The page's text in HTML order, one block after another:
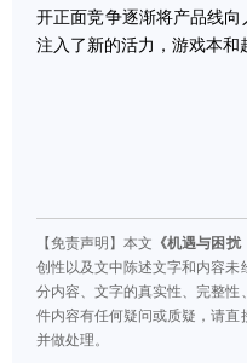
开正面竞争逐渐将产品线
注入了新的活力，游戏本
【免责声明】本文 《机遇与困
创性以及文中陈述文字和内容未
分内容、文字的真实性、完整
件内容有任何疑问或质疑，请直
并做处理。